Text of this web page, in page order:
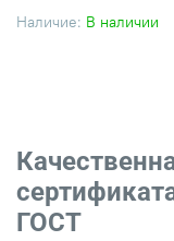
Наличие: В наличии
ГОСТ